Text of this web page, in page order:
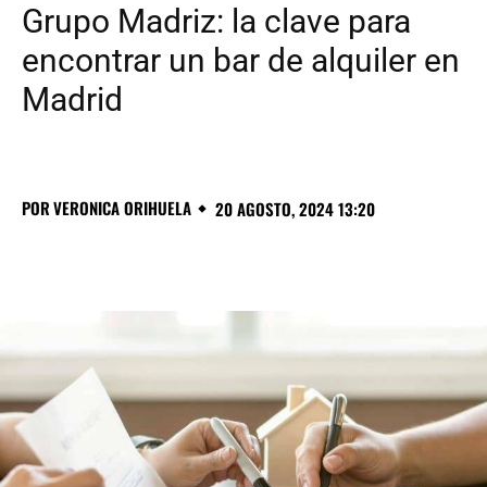
Grupo Madriz: la clave para
encontrar un bar de alquiler en
Madrid
PORVERONICA ORIHUELA 20 AGOSTO, 2024 13:20